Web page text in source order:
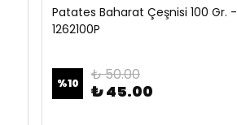
Patates Baharat Çeşnisi 100 Gr. -
1262100P
%10 ₺ 50.00
₺ 45.00